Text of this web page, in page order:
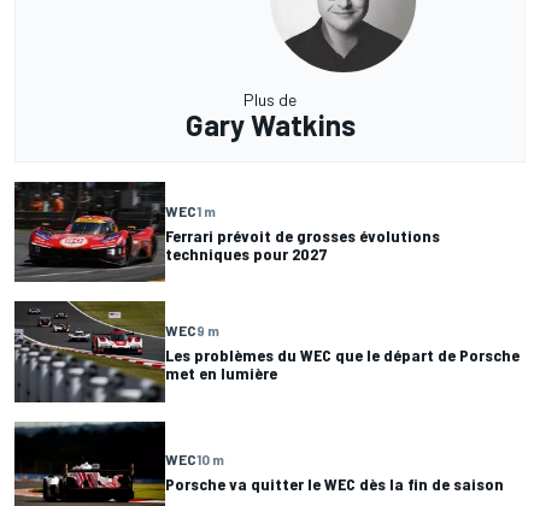
Plus de
Gary Watkins
WEC1 m
Ferrari prévoit de grosses évolutions
techniques pour 2027
WEC9 m
Les problèmes du WEC que le départ de Porsche
met en lumière
WEC10 m
Porsche va quitter le WEC dès la fin de saison